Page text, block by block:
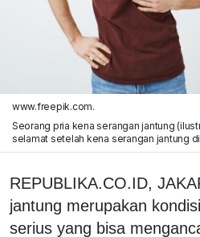
www.freepik.com.
Seorang pria kena serangan jantung
selamat setelah kena serangan jantung
REPUBLIKA.CO.ID,
jantung merupakan
serius yang bisa